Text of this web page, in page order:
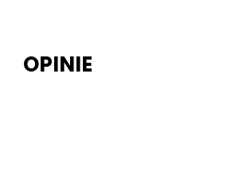
OPINIE